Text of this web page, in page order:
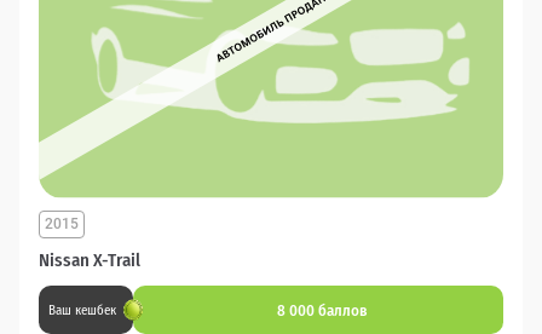
Nissan X-Trail
2015
Ваш кешбек 8 000 баллов